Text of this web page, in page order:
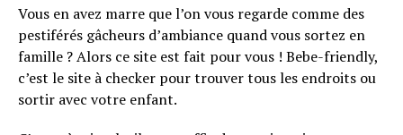
Vous en avez marre que l’on vous regarde comme des
pestiférés gâcheurs d’ambiance quand vous sortez en
famille ? Alors ce site est fait pour vous ! Bebe-friendly,
c’est le site à checker pour trouver tous les endroits ou
sortir avec votre enfant.